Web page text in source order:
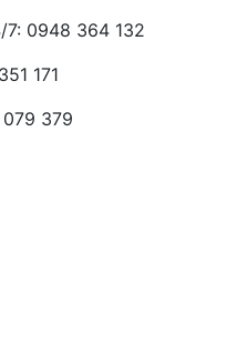
0948 364 132
171
379